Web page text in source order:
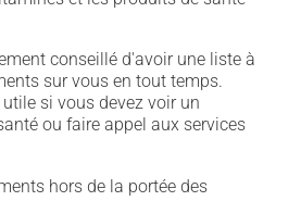
conseillé d'avoir une liste à
sur vous en tout temps.
si vous devez voir un
ou faire appel aux services
hors de la portée des